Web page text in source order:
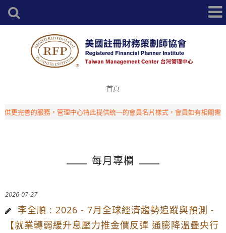
首頁
完善的服務，管理中心特此提供統一的會員名片樣式，會員如有相關需求
每月專欄
2026-07-27
李全順 : 2026 - 7月全球經濟趨勢追蹤與預測 -
【就業轉弱緩升息壓力推金價反彈 通膨降溫疊央行